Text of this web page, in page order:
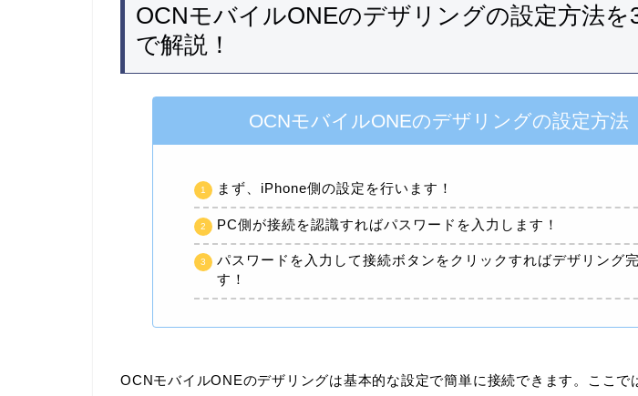
OCNモバイルONEのデザリングの設定方法を
で解説！
OCNモバイルONEのデザリングの設定方法
まず、iPhone側の設定を行います！
PC側が接続を認識すればパスワードを入力します！
パスワードを入力して接続ボタンをクリックすればデザリング
す！
OCNモバイルONEのデザリングは基本的な設定で簡単に接続できます。ここで